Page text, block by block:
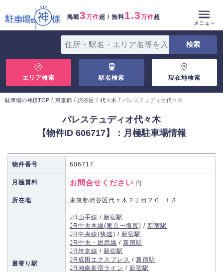
掲載3万件超 / 無料1.3万件超
エリア検索 駅名検索 現在地検索
駐車場の神様TOP / 東京都 / 渋谷区 / 代々木 / パレステュディオ代々木
パレステュディオ代々木
【物件ID 606717】：月極駐車場情報
物件番号 606717
月極賃料 お問合せください 円
所在地 東京都渋谷区代々木２丁目２０−１３
最寄り駅
JR山手線 / 新宿駅
JR中央本線(東京〜塩尻) / 新宿駅
JR中央線(快速) / 新宿駅
JR中央・総武線 / 新宿駅
JR埼京線 / 新宿駅
JR成田エクスプレス / 新宿駅
JR湘南新宿ライン / 新宿駅